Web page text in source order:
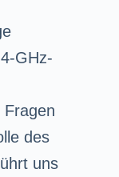
GHz-
Fragen
des
uns